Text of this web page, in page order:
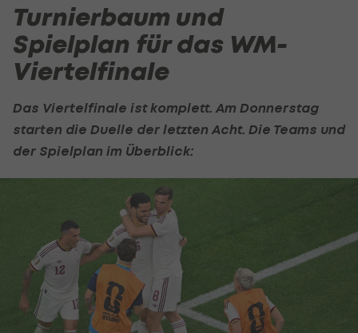
Turnierbaum und
Spielplan für das WM-
Viertelfinale
Das Viertelfinale ist komplett. Am Donnerstag
starten die Duelle der letzten Acht. Die Teams und
der Spielplan im Überblick: